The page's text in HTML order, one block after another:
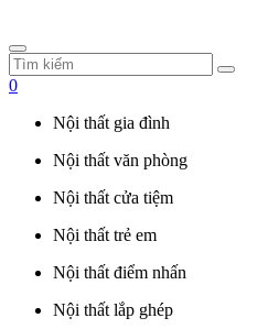
0
Nội thất gia đình
Nội thất văn phòng
Nội thất cửa tiệm
Nội thất trẻ em
Nội thất điểm nhấn
Nội thất lắp ghép